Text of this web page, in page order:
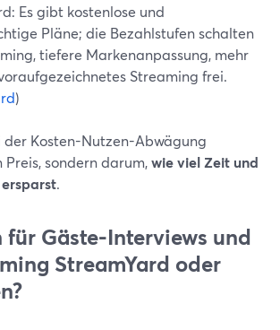
Es gibt kostenlose und
Pläne; die Bezahlstufen schalten
tiefere Markenanpassung, mehr
Streaming frei.
)
der Kosten-Nutzen-Abwägung
sondern darum,wie viel Zeit und
.
für Gäste-Interviews und
StreamYard oder